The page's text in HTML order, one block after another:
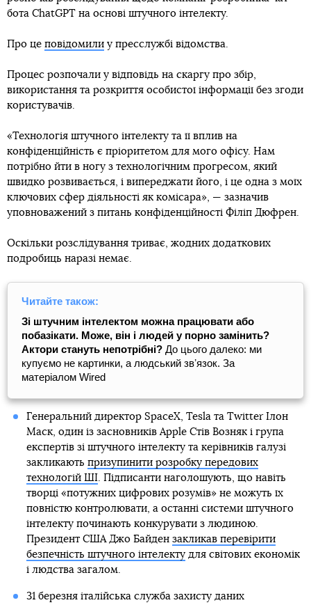
бота ChatGPT на основі штучного інтелекту.
Про це повідомили у пресслужбі відомства.
Процес розпочали у відповідь на скаргу про збір,
використання та розкриття особистої інформації без згоди
користувачів.
«Технологія штучного інтелекту та її вплив на
конфіденційність є пріоритетом для мого офісу. Нам
потрібно йти в ногу з технологічним прогресом, який
швидко розвивається, і випереджати його, і це одна з моїх
ключових сфер діяльності як комісара», — зазначив
уповноважений з питань конфіденційності Філіп Дюфрен.
Оскільки розслідування триває, жодних додаткових
подробиць наразі немає.
Читайте також:
Зі штучним інтелектом можна працювати або
побазікати. Може, він і людей у порно замінить?
Актори стануть непотрібні? До цього далеко: ми
купуємо не картинки, а людський звʼязок. За
матеріалом Wired
Генеральний директор SpaceX, Tesla та Twitter Ілон
Маск, один із засновників Apple Стів Возняк і група
експертів зі штучного інтелекту та керівників галузі
закликають призупинити розробку передових
технологій ШІ. Підписанти наголошують, що навіть
творці «потужних цифрових розумів» не можуть їх
повністю контролювати, а останні системи штучного
інтелекту починають конкурувати з людиною.
Президент США Джо Байден закликав перевірити
безпечність штучного інтелектудля світових економік
і людства загалом.
31 березня італійська служба захисту даних